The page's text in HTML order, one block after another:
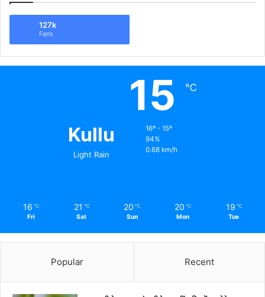
127k
Fans
Kullu
Light Rain
15 ℃
16º - 15º
94%
0.68 km/h
16 ℃
Fri
21 ℃
Sat
20 ℃
Sun
20 ℃
Mon
19 ℃
Tue
Popular Recent